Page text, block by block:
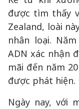
được tìm thấy
Zealand, loài
nhân loại.
ADN xác nhận
mãi đến năm
được phát hiện.
Ngày nay, với